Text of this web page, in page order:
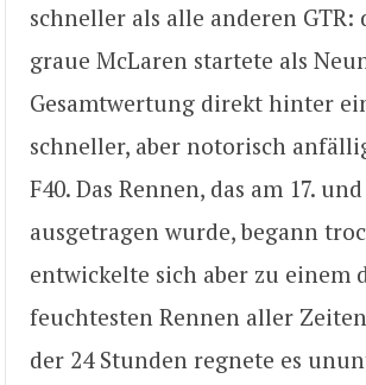
schneller als alle anderen GTR:
graue McLaren startete als
Gesamtwertung direkt hinter
schneller, aber notorisch
F40. Das Rennen, das am 17.
ausgetragen wurde, begann
entwickelte sich aber zu einem
feuchtesten Rennen aller
der 24 Stunden regnete es